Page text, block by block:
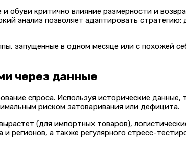
критично влияние размерности и
анализ позволяет адаптировать
запущенные в одном месяце или с похожей
через данные
спроса. Используя исторические
риском затоваривания или дефицита.
(для импортных товаров),
регионов, а также регулярного стресс-